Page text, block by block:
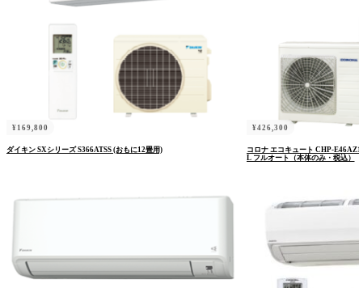
¥ 169,800
ダイキン SXシリーズ S366ATSS (おもに12畳用)
¥426,300
コロナ エコキュート CHP-
L フルオート（本体のみ・税込）